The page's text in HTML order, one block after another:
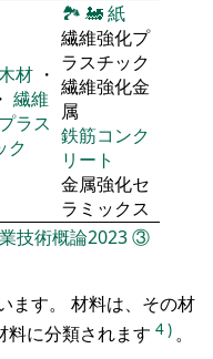
材 ・
繊維
プラス
ク
🏞 🚂紙
繊維強化プ
ラスチック
繊維強化金
属
鉄筋コンク
リート
金属強化セ
ラミックス
技術概論2023③
ます。 材料は、その材
料に分類されます 4) 。